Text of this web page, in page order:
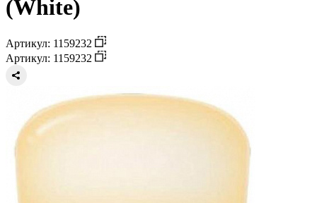
(White)
Артикул: 1159232
Артикул: 1159232